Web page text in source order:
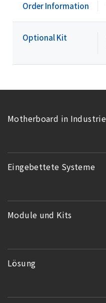
Order Information
Optional Kit
Motherboard in
Eingebettete Systeme
Module und Kits
Lösung